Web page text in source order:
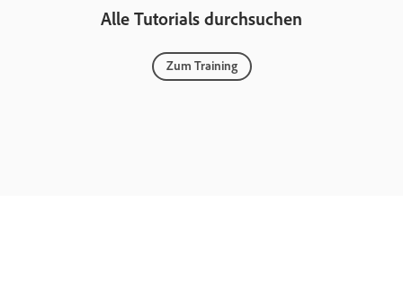
Alle Tutorials durchsuchen
Zum Training